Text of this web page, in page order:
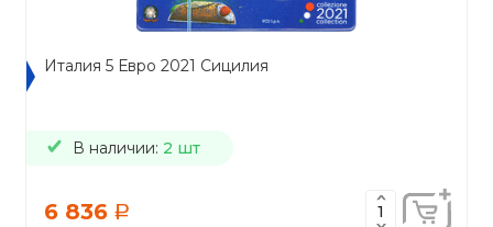
Италия 5 Евро 2021 Сицилия
В наличии: 2 шт
6 836 a